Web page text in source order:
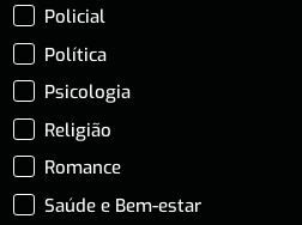
Policial
Política
Psicologia
Religião
Romance
Saúde e Bem-estar